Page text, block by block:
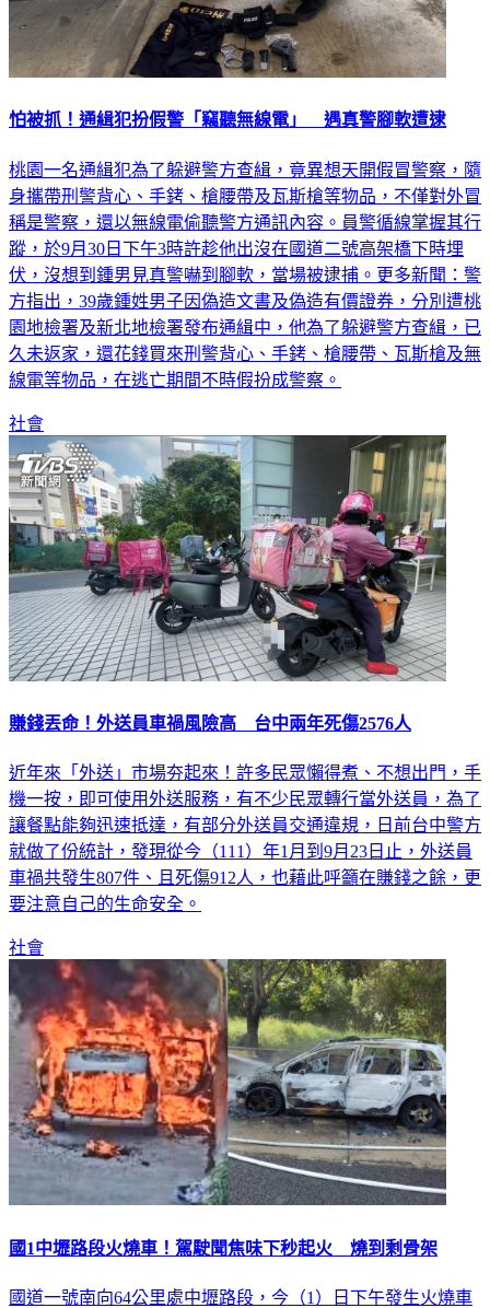
怕被抓！通緝犯扮假警「竊聽無線電」 遇真警腳軟遭逮
桃園一名通緝犯為了躲避警方查緝，竟異想天開假冒警察，隨
身攜帶刑警背心、手銬、槍腰帶及瓦斯槍等物品，不僅對外冒
稱是警察，還以無線電偷聽警方通訊內容。員警循線掌握其行
蹤，於9月30日下午3時許趁他出沒在國道二號高架橋下時埋
伏，沒想到鍾男見真警嚇到腳軟，當場被逮捕。更多新聞：警
方指出，39歲鍾姓男子因偽造文書及偽造有價證券，分別遭桃
園地檢署及新北地檢署發布通緝中，他為了躲避警方查緝，已
久未返家，還花錢買來刑警背心、手銬、槍腰帶、瓦斯槍及無
線電等物品，在逃亡期間不時假扮成警察。
社會
賺錢丟命！外送員車禍風險高 台中兩年死傷2576人
近年來「外送」市場夯起來！許多民眾懶得煮、不想出門，手
機一按，即可使用外送服務，有不少民眾轉行當外送員，為了
讓餐點能夠迅速抵達，有部分外送員交通違規，日前台中警方
就做了份統計，發現從今（111）年1月到9月23日止，外送員
車禍共發生807件、且死傷912人，也藉此呼籲在賺錢之餘，更
要注意自己的生命安全。
社會
國1中壢路段火燒車！駕駛聞焦味下秒起火 燒到剩骨架
國道一號南向64公里處中壢路段，今（1）日下午發生火燒車